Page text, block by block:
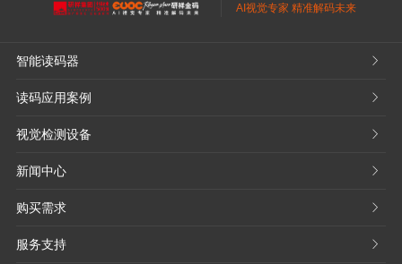
AI视觉专家 精准解码未来
智能读码器 𐃮
读码应用案例 𐃮
视觉检测设备 𐃮
新闻中心 𐃮
购买需求 𐃮
服务支持 𐃮